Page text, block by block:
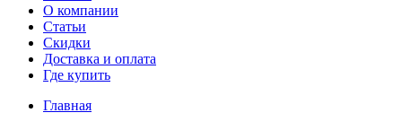
О компании
Статьи
Скидки
Доставка и оплата
Где купить
Главная